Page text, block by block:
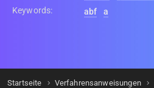
Keywords:
abf
a
Startseite Verfahrensanweisungen